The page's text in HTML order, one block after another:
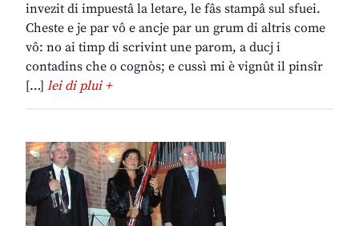
invezit di impuestâ la letare, le fâs stampâ sul sfuei.
Cheste e je par vô e ancje par un grum di altris come
vô: no ai timp di scrivint une parom, a ducj i
contadins che o cognòs; e cussì mi è vignût il pinsîr
[…] lei di plui +